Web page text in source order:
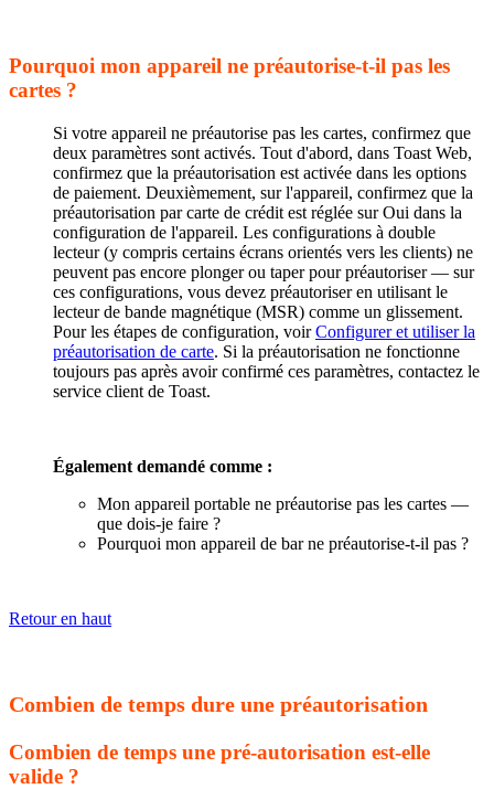
Pourquoi mon appareil ne préautorise-t-il pas les
cartes ?
Si votre appareil ne préautorise pas les cartes, confirmez que
deux paramètres sont activés. Tout d'abord, dans Toast Web,
confirmez que la préautorisation est activée dans les options
de paiement. Deuxièmement, sur l'appareil, confirmez que la
préautorisation par carte de crédit est réglée sur Oui dans la
configuration de l'appareil. Les configurations à double
lecteur (y compris certains écrans orientés vers les clients) ne
peuvent pas encore plonger ou taper pour préautoriser — sur
ces configurations, vous devez préautoriser en utilisant le
lecteur de bande magnétique (MSR) comme un glissement.
Pour les étapes de configuration, voirConfigurer et utiliser la
préautorisation de carte. Si la préautorisation ne fonctionne
toujours pas après avoir confirmé ces paramètres, contactez le
service client de Toast.
Également demandé comme :
Mon appareil portable ne préautorise pas les cartes —
que dois-je faire ?
Pourquoi mon appareil de bar ne préautorise-t-il pas ?
Retour en haut
Combien de temps dure une préautorisation
Combien de temps une pré-autorisation est-elle
valide ?